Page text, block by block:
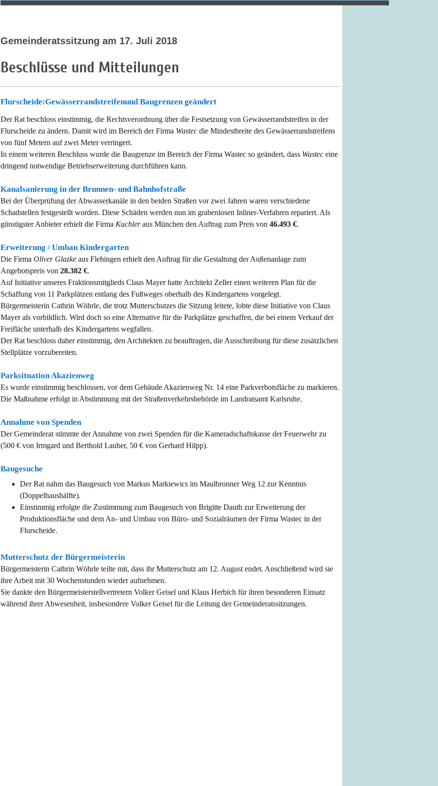
Bürgerliste Zaisenhausen
Gemeinderatssitzung am 17. Juli 2018
Beschlüsse und Mitteilungen
Flurscheide:Gewässerrandstreifenund Baugrenzen geändert
Der Rat beschloss einstimmig, die Rechtsverordnung über die Festsetzung von Gewässerrandstreifen in der
Flurscheide zu ändern. Damit wird im Bereich der Firma Wastec die Mindestbreite des Gewässerrandstreifens
von fünf Metern auf zwei Meter verringert.
In einem weiteren Beschluss wurde die Baugrenze im Bereich der Firma Wastec so geändert, dass Wastec eine
dringend notwendige Betriebserweiterung durchführen kann.
Kanalsanierung in der Brunnen- und Bahnhofstraße
Bei der Überprüfung der Abwasserkanäle in den beiden Straßen vor zwei Jahren waren verschiedene
Schadstellen festgestellt worden. Diese Schäden werden nun im grabenlosen Inliner-Verfahren repariert. Als
günstigster Anbieter erhielt die Firma Kuchleraus München den Auftrag zum Preis von 46.493 €.
Erweiterung / Umbau Kindergarten
Die Firma Oliver Glazkeaus Flehingen erhielt den Auftrag für die Gestaltung der Außenanlage zum
Angebotspreis von 28.382 €.
Auf Initiative unseres Fraktionsmitglieds Claus Mayer hatte Architekt Zeller einen weiteren Plan für die
Schaffung von 11 Parkplätzen entlang des Fußweges oberhalb des Kindergartens vorgelegt.
Bürgermeisterin Cathrin Wöhrle, die trotz Mutterschutzes die Sitzung leitete, lobte diese Initiative von Claus
Mayer als vorbildlich. Wird doch so eine Alternative für die Parkplätze geschaffen, die bei einem Verkauf der
Freifläche unterhalb des Kindergartens wegfallen.
Der Rat beschloss daher einstimmig, den Architekten zu beauftragen, die Ausschreibung für diese zusätzlichen
Stellplätze vorzubereiten.
Parksituation Akazienweg
Es wurde einstimmig beschlossen, vor dem Gebäude Akazienweg Nr. 14 eine Parkverbotsfläche zu markieren.
Die Maßnahme erfolgt in Abstimmung mit der Straßenverkehrsbehörde im Landratsamt Karlsruhe.
Annahme von Spenden
Der Gemeinderat stimmte der Annahme von zwei Spenden für die Kameradschaftskasse der Feuerwehr zu
(500 € von Irmgard und Berthold Lauber, 50 € von Gerhard Hilpp).
Baugesuche
Der Rat nahm das Baugesuch von Markus Markiewics im Maulbronner Weg 12 zur Kenntnis
(Doppelhaushälfte).
Einstimmig erfolgte die Zustimmung zum Baugesuch von Brigitte Dauth zur Erweiterung der
Produktionsfläche und dem An- und Umbau von Büro- und Sozialräumen der Firma Wastec in der
Flurscheide.
Mutterschutz der Bürgermeisterin
Bürgermeisterin Cathrin Wöhrle teilte mit, dass ihr Mutterschutz am 12. August endet. Anschließend wird sie
ihre Arbeit mit 30 Wochenstunden wieder aufnehmen.
Sie dankte den Bürgermeisterstellvertretern Volker Geisel und Klaus Herbich für ihren besonderen Einsatz
während ihrer Abwesenheit, insbesondere Volker Geisel für die Leitung der Gemeinderatssitzungen.